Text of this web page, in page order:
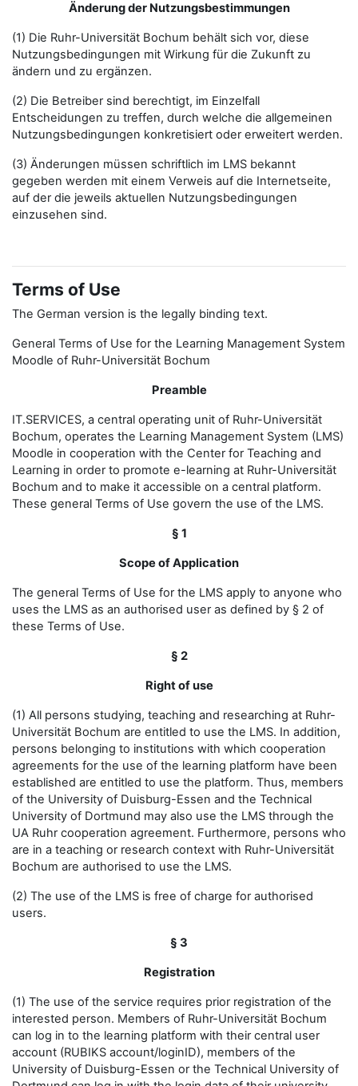
Änderung der Nutzungsbestimmungen
(1) Die Ruhr-Universität Bochum behält sich vor, diese
Nutzungsbedingungen mit Wirkung für die Zukunft zu
ändern und zu ergänzen.
(2) Die Betreiber sind berechtigt, im Einzelfall
Entscheidungen zu treffen, durch welche die allgemeinen
Nutzungsbedingungen konkretisiert oder erweitert werden.
(3) Änderungen müssen schriftlich im LMS bekannt
gegeben werden mit einem Verweis auf die Internetseite,
auf der die jeweils aktuellen Nutzungsbedingungen
einzusehen sind.
Terms of Use
The German version is the legally binding text.
General Terms of Use for the Learning Management System
Moodle of Ruhr-Universität Bochum
Preamble
IT.SERVICES, a central operating unit of Ruhr-Universität
Bochum, operates the Learning Management System (LMS)
Moodle in cooperation with the Center for Teaching and
Learning in order to promote e-learning at Ruhr-Universität
Bochum and to make it accessible on a central platform.
These general Terms of Use govern the use of the LMS.
§ 1
Scope of Application
The general Terms of Use for the LMS apply to anyone who
uses the LMS as an authorised user as defined by § 2 of
these Terms of Use.
§ 2
Right of use
(1) All persons studying, teaching and researching at Ruhr-
Universität Bochum are entitled to use the LMS. In addition,
persons belonging to institutions with which cooperation
agreements for the use of the learning platform have been
established are entitled to use the platform. Thus, members
of the University of Duisburg-Essen and the Technical
University of Dortmund may also use the LMS through the
UA Ruhr cooperation agreement. Furthermore, persons who
are in a teaching or research context with Ruhr-Universität
Bochum are authorised to use the LMS.
(2) The use of the LMS is free of charge for authorised
users.
§ 3
Registration
(1) The use of the service requires prior registration of the
interested person. Members of Ruhr-Universität Bochum
can log in to the learning platform with their central user
account (RUBIKS account/loginID), members of the
University of Duisburg-Essen or the Technical University of